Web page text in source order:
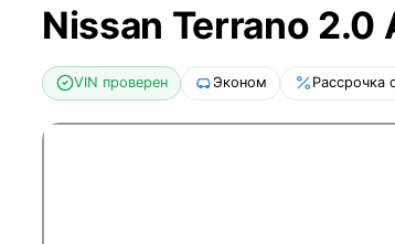
Nissan Terrano 2.0
VIN проверен Эконом Рассрочка